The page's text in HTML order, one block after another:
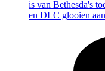
is van Bethesda's
en DLC glooien